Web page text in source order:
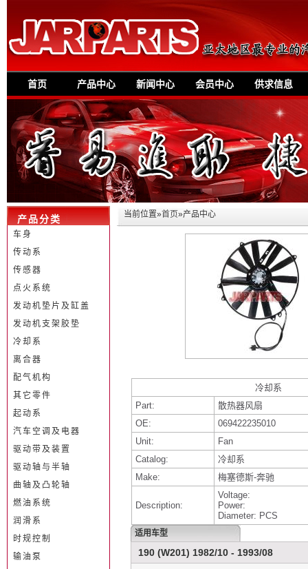
首页 产品中心 新闻中心 会员中心 供求信息
当前位置»首页»产品中心
冷却系
Part:
散热器风扇
OE:
069422235010
Unit:
Fan
Catalog:
冷却系
Make:
梅塞德斯-奔驰
Description:
Voltage:
Power:
Diameter: PCS
适用车型
190 (W201) 1982/10 - 1993/08
产品分类
车身
传动系
传感器
点火系统
发动机垫片及缸盖
发动机支架胶垫
冷却系
离合器
配气机构
其它零件
起动系
汽车空调及电器
驱动带及装置
驱动轴与半轴
曲轴及凸轮轴
燃油系统
润滑系
时规控制
输油泵